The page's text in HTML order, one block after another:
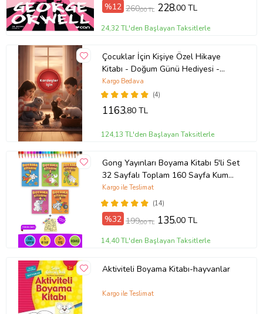
%12 260,00 TL 228,00 TL
24,32 TL'den Başlayan Taksitlerle
Çocuklar İçin Kişiye Özel Hikaye
Kitabı - Doğum Günü Hediyesi -
Okuma Hediyesi
(4)
Kargo Bedava
1163,80 TL
124,13 TL'den Başlayan Taksitlerle
Gong Yayınları Boyama Kitabı 5'li Set
32 Sayfalı Toplam 160 Sayfa Kum
Boyama Hediyeli (Buz-Buz)
(14)
Kargo ile Teslimat
%32 199,00 TL 135,00 TL
14,40 TL'den Başlayan Taksitlerle
Aktiviteli Boyama Kitabı-hayvanlar
Kargo ile Teslimat